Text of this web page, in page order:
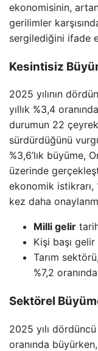
ekonomisinin,
gerilimler
sergilediğini ifade
Kesintisiz
2025 yılının
yıllık %3,4
durumun 22
sürdürdüğünü
%3,6’lık büyüme,
üzerinde
ekonomik istikrarı,
kez daha
Milli gelir
Kişi başı
Tarım
%7,2
Sektörel
2025 yılı
oranında